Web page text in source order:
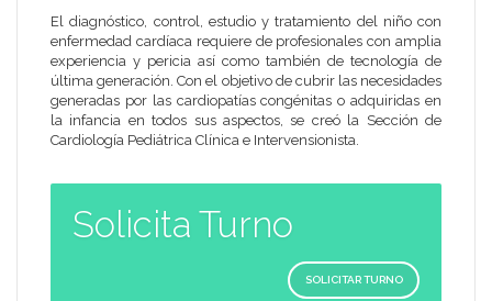
El diagnóstico, control, estudio y tratamiento del niño con
enfermedad cardíaca requiere de profesionales con amplia
experiencia y pericia así como también de tecnología de
última generación. Con el objetivo de cubrir las necesidades
generadas por las cardiopatías congénitas o adquiridas en
la infancia en todos sus aspectos, se creó la Sección de
Cardiología Pediátrica Clínica e Intervensionista.
Solicita Turno
SOLICITAR TURNO